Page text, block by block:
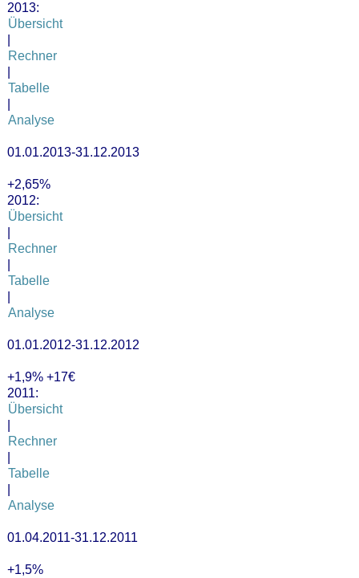
2013:
Übersicht
Rechner
Tabelle
Analyse
01.01.2013-31.12.2013
+2,65%
2012:
Übersicht
Rechner
Tabelle
Analyse
01.01.2012-31.12.2012
+1,9% +17€
2011:
Übersicht
Rechner
Tabelle
Analyse
01.04.2011-31.12.2011
+1,5%